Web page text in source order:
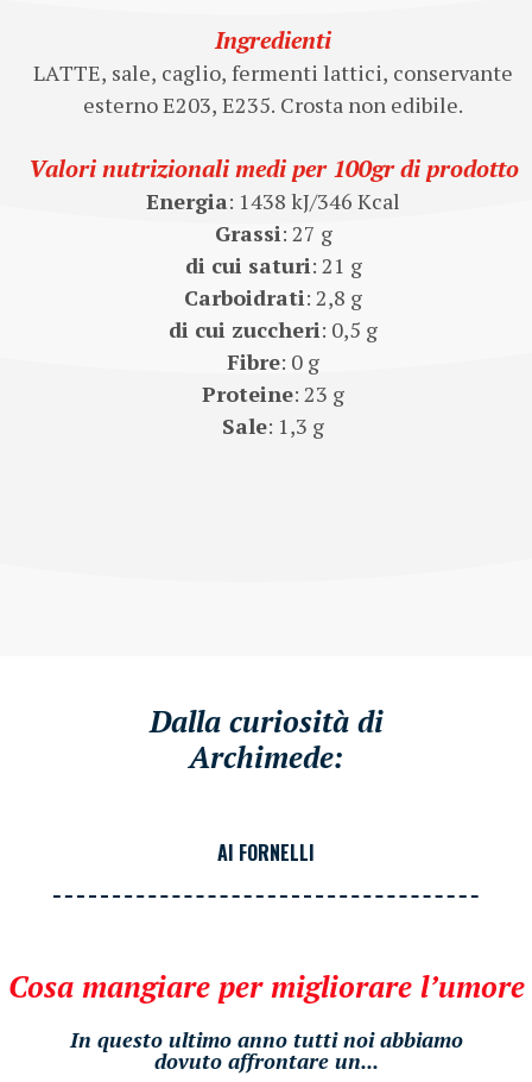
Ingredienti
LATTE, sale, caglio, fermenti lattici, conservante
esterno E203, E235. Crosta non edibile.
Valori nutrizionali medi per 100gr di prodotto
Energia: 1438 kJ/346 Kcal
Grassi: 27 g
di cui saturi: 21 g
Carboidrati: 2,8 g
di cui zuccheri: 0,5 g
Fibre: 0 g
Proteine: 23 g
Sale: 1,3 g
Dalla curiosità di
Archimede:
AI FORNELLI
Cosa mangiare per migliorare l’umore
In questo ultimo anno tutti noi abbiamo
dovuto affrontare un...